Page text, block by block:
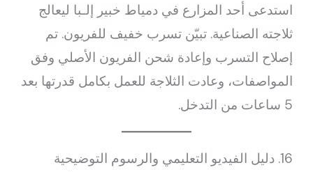
استدعى أحد المزارع في دمياط خبير إلـبا ليعالج
ثلاجته الصناعية. تبيّن تسرب خفيف للفريون. تم
إصلاح التسرب وإعادة شحن الفريون الأصلي وفق
المواصفات، وعادت الثلاجة للعمل بكامل قدرتها بعد
5 ساعات من التدخل.
16. دليل الفيديو التعليمي والرسوم التوضيحية